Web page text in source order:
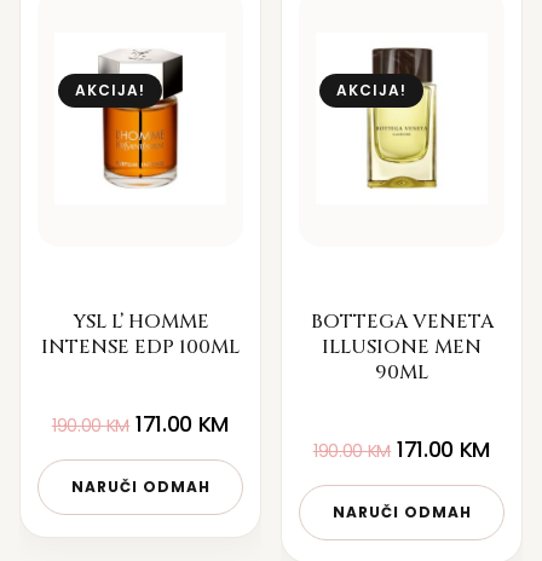
AKCIJA!
YSL L’ HOMME
INTENSE EDP 100ML
190.00KM 171.00 KM
NARUČI ODMAH
AKCIJA!
BOTTEGA VENETA
ILLUSIONE MEN
90ML
190.00KM 171.00 KM
NARUČI ODMAH